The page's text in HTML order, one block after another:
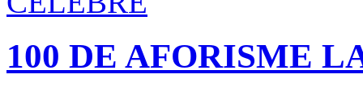
100 DE AFORISME